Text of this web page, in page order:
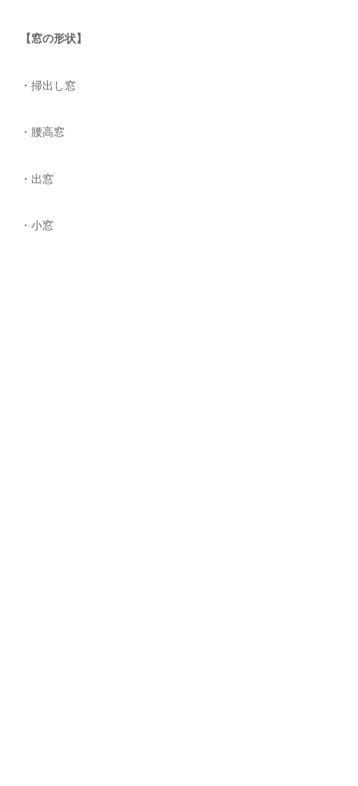
【窓の形状】
・掃出し窓
・腰高窓
・出窓
・小窓